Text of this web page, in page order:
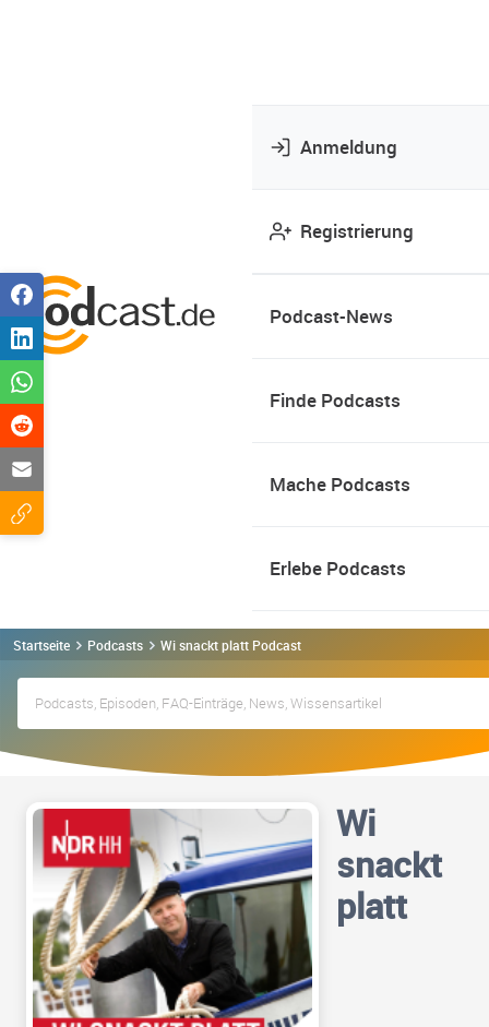
Anmeldung
Registrierung
Podcast-News
Finde Podcasts
Mache Podcasts
Erlebe Podcasts
Startseite Podcasts Wi snackt platt Podcast
Wi
snackt
platt